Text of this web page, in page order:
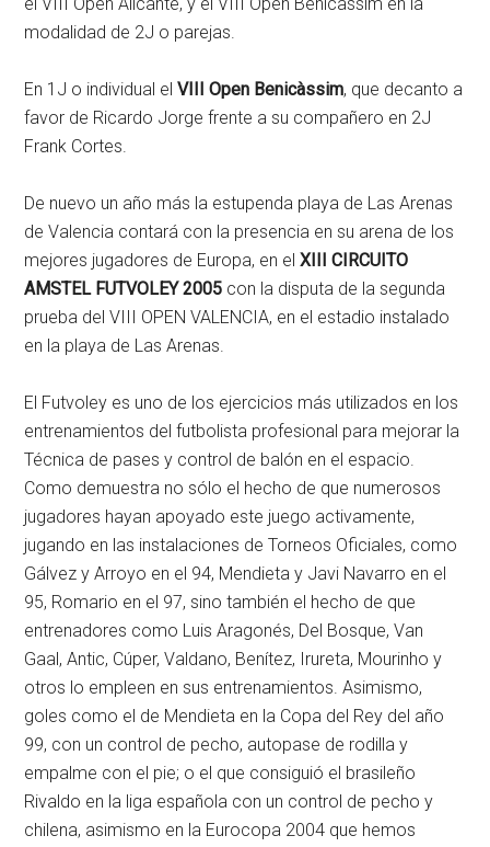
modalidad de 2J o parejas.
En 1J o individual elVIII Open Benicàssim, que decanto a
favor de Ricardo Jorge frente a su compañero en 2J
Frank Cortes.
De nuevo un año más la estupenda playa de Las Arenas
de Valencia contará con la presencia en su arena de los
mejores jugadores de Europa, en elXIII CIRCUITO
AMSTEL FUTVOLEY 2005 con la disputa de la segunda
prueba del VIII OPEN VALENCIA, en el estadio instalado
en la playa de Las Arenas.
El Futvoley es uno de los ejercicios más utilizados en los
entrenamientos del futbolista profesional para mejorar la
Técnica de pases y control de balón en el espacio.
Como demuestra no sólo el hecho de que numerosos
jugadores hayan apoyado este juego activamente,
jugando en las instalaciones de Torneos Oficiales, como
Gálvez y Arroyo en el 94, Mendieta y Javi Navarro en el
95, Romario en el 97, sino también el hecho de que
entrenadores como Luis Aragonés, Del Bosque, Van
Gaal, Antic, Cúper, Valdano, Benítez, Irureta, Mourinho y
otros lo empleen en sus entrenamientos. Asimismo,
goles como el de Mendieta en la Copa del Rey del año
99, con un control de pecho, autopase de rodilla y
empalme con el pie; o el que consiguió el brasileño
Rivaldo en la liga española con un control de pecho y
chilena, asimismo en la Eurocopa 2004 que hemos